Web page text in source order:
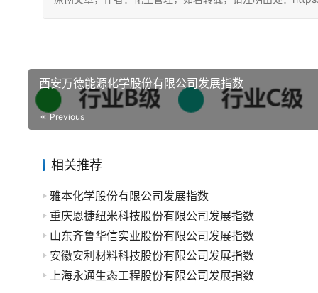
西安万德能源化学股份有限公司发展指数
Previous
相关推荐
雅本化学股份有限公司发展指数
重庆恩捷纽米科技股份有限公司发展指数
山东齐鲁华信实业股份有限公司发展指数
安徽安利材料科技股份有限公司发展指数
上海永通生态工程股份有限公司发展指数